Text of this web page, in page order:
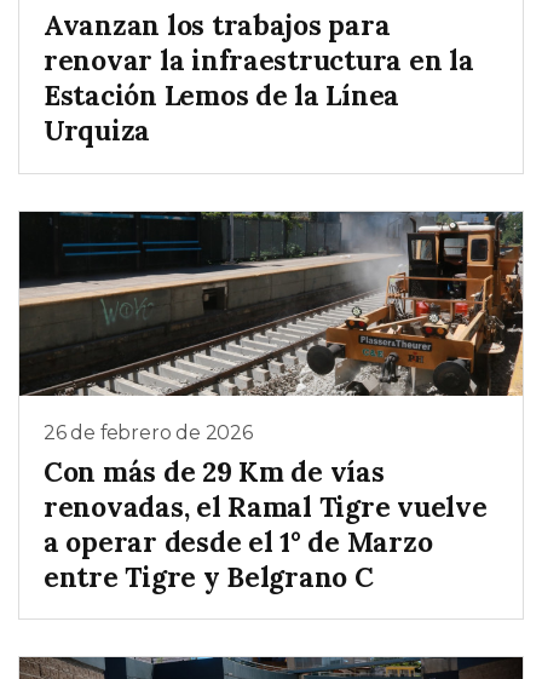
Avanzan los trabajos para
renovar la infraestructura en la
Estación Lemos de la Línea
Urquiza
26 de febrero de 2026
Con más de 29 Km de vías
renovadas, el Ramal Tigre vuelve
a operar desde el 1° de Marzo
entre Tigre y Belgrano C